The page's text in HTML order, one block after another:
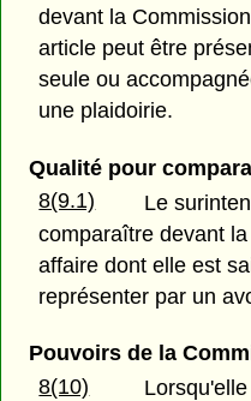
devant la
article peut être
seule ou
une plaidoirie.
Qualité pour
8(9.1)
Le
comparaître devant
affaire dont elle est
représenter par un
Pouvoirs de la
8(10)